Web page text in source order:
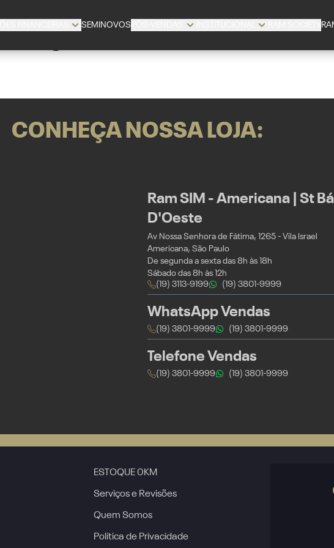
SEMINOVOS
Página não encontrada
CONHEÇA NOSSA LOJA:
Ram SIM - Americana | St
D'Oeste
Av Nossa Senhora de Fátima, 1265 - Vila Israel
Americana, São Paulo
De segunda a sexta das 8h às 18h
Sábado das 8h às 12h
(19) 3113-9199
(19) 3801-9999
WhatsApp Vendas
(19) 3801-9999 (19) 3801-9999
Telefone Vendas
(19) 3801-9999 (19) 3801-9999
ESTOQUE 0KM
Serviços e Revisões
Quem Somos
Política de Privacidade